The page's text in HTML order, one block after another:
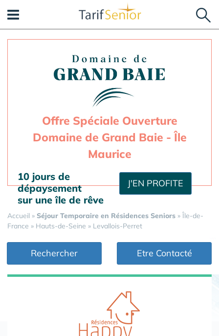
Offre Spéciale Ouverture
Domaine de Grand Baie - Île
Maurice
J'EN PROFITE
10 jours de
dépaysement
sur une île de rêve
Accueil » Séjour Temporaire en Résidences Seniors » Île-de-
France » Hauts-de-Seine » Levallois-Perret
Rechercher Etre Contacté